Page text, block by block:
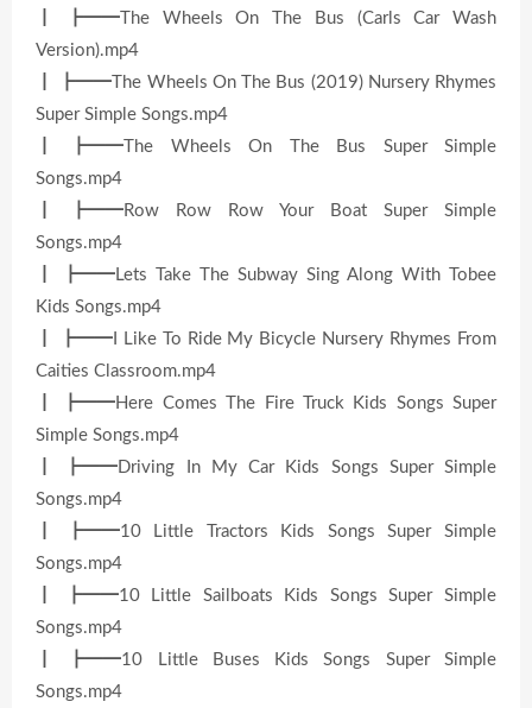
┃ ┣━━The Wheels On The Bus (Carls Car Wash
Version).mp4
┃ ┣━━The Wheels On The Bus (2019) Nursery Rhymes
Super Simple Songs.mp4
┃ ┣━━The Wheels On The Bus Super Simple
Songs.mp4
┃ ┣━━Row Row Row Your Boat Super Simple
Songs.mp4
┃ ┣━━Lets Take The Subway Sing Along With Tobee
Kids Songs.mp4
┃ ┣━━I Like To Ride My Bicycle Nursery Rhymes From
Caities Classroom.mp4
┃ ┣━━Here Comes The Fire Truck Kids Songs Super
Simple Songs.mp4
┃ ┣━━Driving In My Car Kids Songs Super Simple
Songs.mp4
┃ ┣━━10 Little Tractors Kids Songs Super Simple
Songs.mp4
┃ ┣━━10 Little Sailboats Kids Songs Super Simple
Songs.mp4
┃ ┣━━10 Little Buses Kids Songs Super Simple
Songs.mp4